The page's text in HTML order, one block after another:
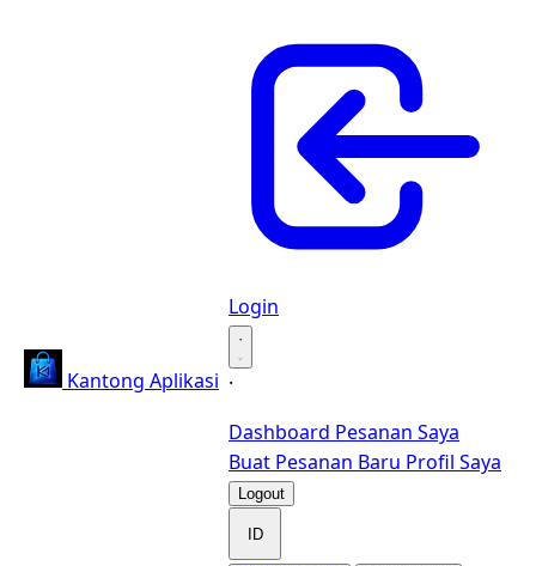
Kantong Aplikasi
Login
·
·
Dashboard Pesanan Saya
Buat Pesanan Baru Profil Saya
Logout
ID